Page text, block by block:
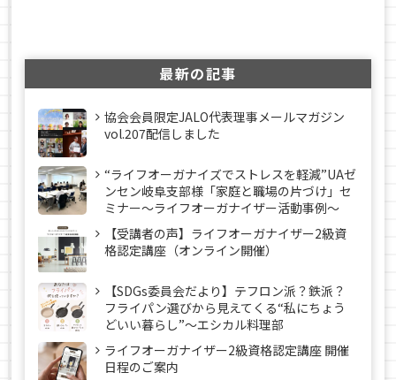
最新の記事
協会会員限定JALO代表理事メールマガジン
vol.207配信しました
“ライフオーガナイズでストレスを軽減”UAゼ
ンセン岐阜支部様「家庭と職場の片づけ」セ
ミナー～ライフオーガナイザー活動事例〜
【受講者の声】ライフオーガナイザー2級資
格認定講座（オンライン開催）
【SDGs委員会だより】テフロン派？鉄派？
フライパン選びから見えてくる“私にちょう
どいい暮らし”～エシカル料理部
ライフオーガナイザー2級資格認定講座 開催
日程のご案内